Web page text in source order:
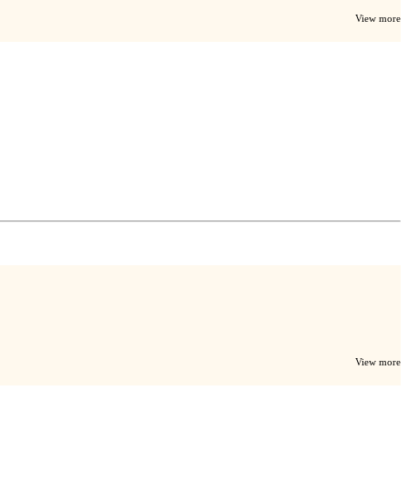
View more
View more